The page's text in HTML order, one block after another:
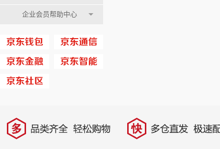
企业会员帮助中心
多 品类齐全，轻松购物 快 多仓直发，极速配